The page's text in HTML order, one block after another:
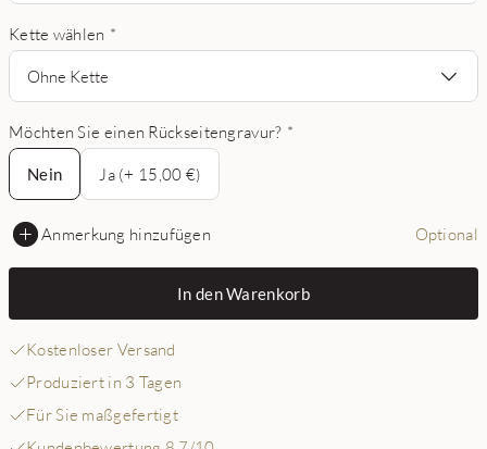
Kette wählen *
Ohne Kette
Möchten Sie einen Rückseitengravur? *
Nein
Nein
Ja (+ 15,00 €)
Anmerkung hinzufügen Optional
In den Warenkorb
Kostenloser Versand
Produziert in 3 Tagen
Für Sie maßgefertigt